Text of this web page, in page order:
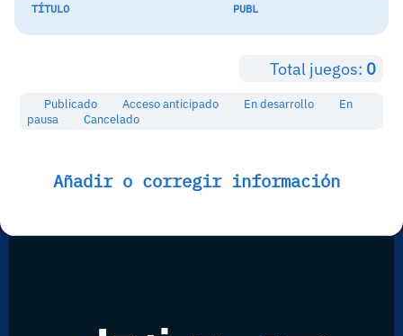
TÍTULO PUBL
Total juegos: 0
Publicado Acceso anticipado En desarrollo
En
pausa
Cancelado
Añadir o corregir información